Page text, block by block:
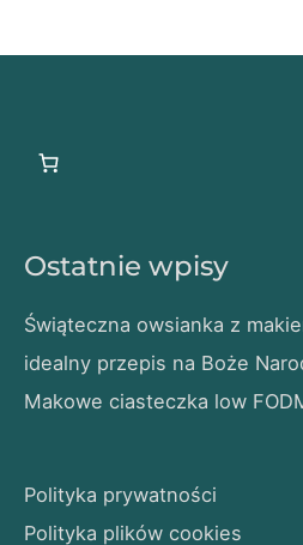
Ostatnie wpisy
Świąteczna owsianka z
idealny przepis na Boże
Makowe ciasteczka low
Polityka prywatności
Polityka plików cookies